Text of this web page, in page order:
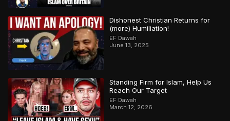
Dishonest Christian Returns for
(more) Humiliation!
EF Dawah
June 13, 2025
Standing Firm for Islam, Help Us
Reach Our Target
EF Dawah
March 12, 2026